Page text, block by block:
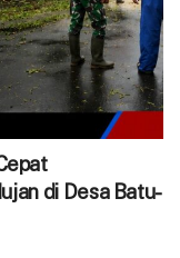
di Desa Batu-